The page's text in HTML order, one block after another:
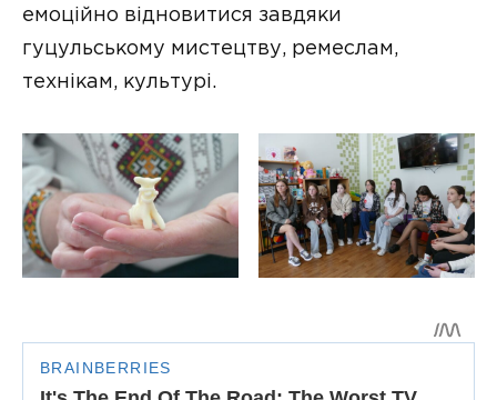
емоційно відновитися завдяки
гуцульському мистецтву, ремеслам,
технікам, культурі.